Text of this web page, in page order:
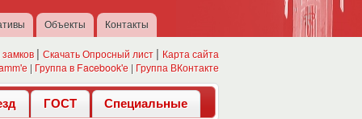
Объекты Контакты
Скачать Опросный лист
Карта сайта
| Группа в Facebook'е | Группа ВКонтакте
ГОСТ Специальные